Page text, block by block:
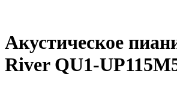
Акустическое
River QU1-